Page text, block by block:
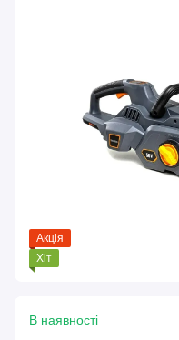
Акція
Хіт
В наявності